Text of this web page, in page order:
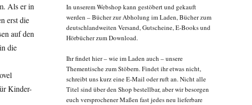
Als er in
erst die
auf den
die
Kinder-
In unserem Webshop kann gestöbert und gekauft
werden – Bücher zur Abholung im Laden, Bücher zum
deutschlandweiten Versand, Gutscheine, E-Books und
Hörbücher zum Download.
Ihr findet hier – wie im Laden auch – unsere
Thementische zum Stöbern. Findet ihr etwas nicht,
schreibt uns kurz eine E-Mail oder ruft an. Nicht alle
Titel sind über den Shop bestellbar, aber wir besorgen
euch versprochener Maßen fast jedes neu lieferbare